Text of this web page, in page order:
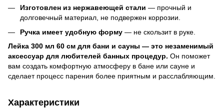
Изготовлен из нержавеющей стали — прочный и
долговечный материал, не подвержен коррозии.
Ручка имеет удобную форму — не скользит в руке.
Лейка 300 мл 60 см для бани и сауны — это незаменимый
аксессуар для любителей банных процедур. Он поможет
вам создать комфортную атмосферу в бане или сауне и
сделает процесс парения более приятным и расслабляющим.
Характеристики